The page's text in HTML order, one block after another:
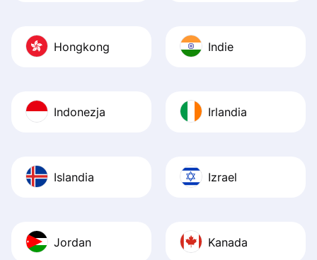
Hongkong Indie
Indonezja Irlandia
Islandia Izrael
Jordan Kanada